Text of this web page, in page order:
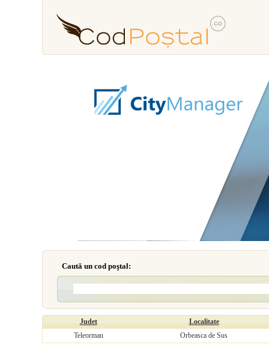
Caută un cod poştal:
Judet
Localitate
Teleorman
Orbeasca de Sus